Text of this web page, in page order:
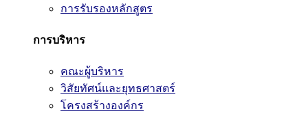
การรับรองหลักสูตร
การบริหาร
คณะผู้บริหาร
วิสัยทัศน์และยุทธศาสตร์
โครงสร้างองค์กร